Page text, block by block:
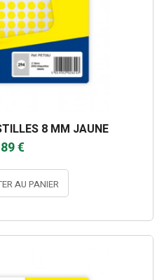
8 MM JAUNE
€
AU PANIER